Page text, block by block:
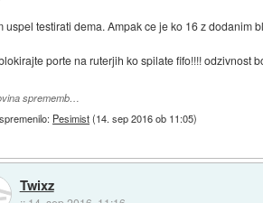
uspel testirati dema. Ampak ce je ko 16 z dodanim
porte na ruterjih ko spilate fifo!!!! odzivnost
sprememb…
spremenilo: Pesimist(14. sep 2016 ob 11:05)
Twixz